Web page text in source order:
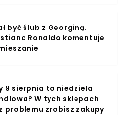
być ślub z Georginą.
Ronaldo komentuje
9 sierpnia to niedziela
W tych sklepach
problemu zrobisz zakupy